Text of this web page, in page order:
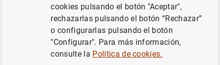
Consolidación
cookies pulsando el botón "Aceptar",
rechazarlas pulsando el botón “Rechazar”
o configurarlas pulsando el botón
"Configurar". Para más información,
consulte la Política de cookies.